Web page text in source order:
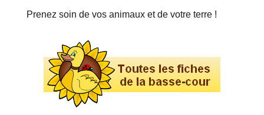
Prenez soin de vos animaux et de votre terre !